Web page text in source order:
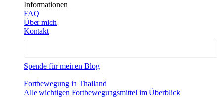
Informationen
FAQ
Über mich
Kontakt
Spende für meinen Blog
Fortbewegung in Thailand
Alle wichtigen Fortbewegungsmittel im Überblick